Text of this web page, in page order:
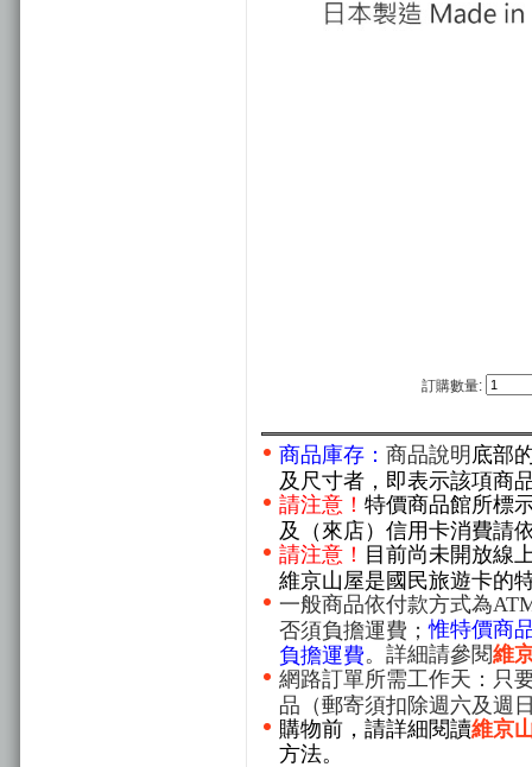
訂購數量:
商品庫存： 商品說明 底部
及尺寸者，即表示該項商
請注意！ 特價商品館所標
及（來店）信用卡消費請
請注意！ 目前尚未開放線
維京山屋是國民旅遊卡的
一般商品依付款方式為
否須負擔運費；惟特價商
負擔運費。詳細請參閱維
網路訂單所需工作天：只
品（郵寄須扣除週六及週
購物前，請詳細閱讀維京
方法。